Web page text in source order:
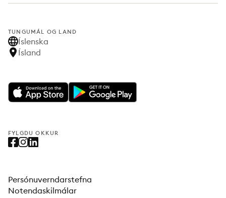
TUNGUMÁL OG LAND
Íslenska
Ísland
FYLGDU OKKUR
Persónuverndarstefna
Notendaskilmálar